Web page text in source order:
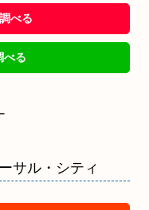
べる
べる
サル・シティ